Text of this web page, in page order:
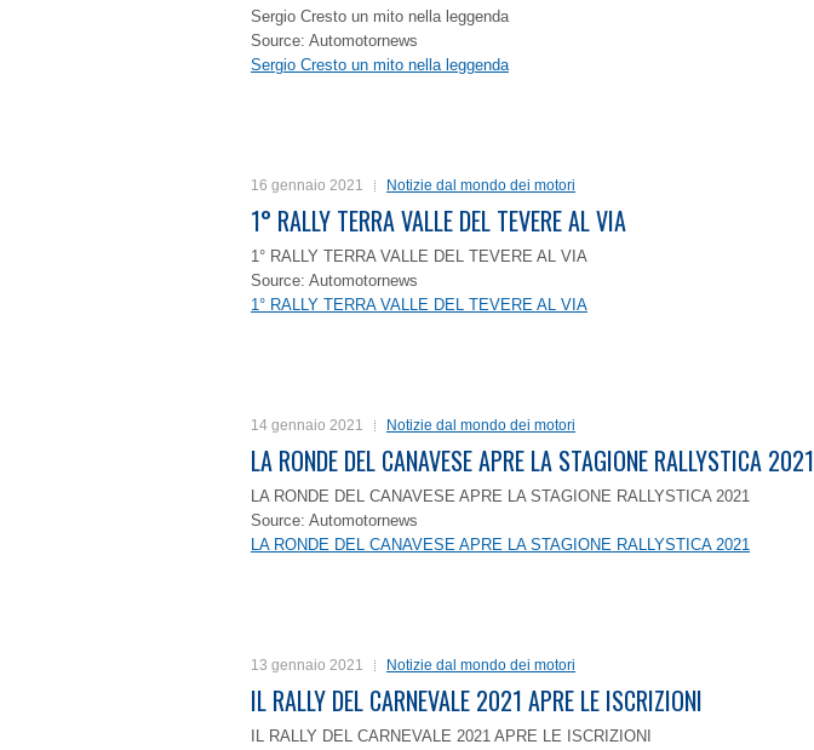
Sergio Cresto un mito nella leggenda
Source: Automotornews
Sergio Cresto un mito nella leggenda
16 gennaio 2021 Notizie dal mondo dei motori
1° RALLY TERRA VALLE DEL TEVERE AL VIA
1° RALLY TERRA VALLE DEL TEVERE AL VIA
Source: Automotornews
1° RALLY TERRA VALLE DEL TEVERE AL VIA
14 gennaio 2021 Notizie dal mondo dei motori
LA RONDE DEL CANAVESE APRE LA STAGIONE RALLYSTICA 2021
LA RONDE DEL CANAVESE APRE LA STAGIONE RALLYSTICA 2021
Source: Automotornews
LA RONDE DEL CANAVESE APRE LA STAGIONE RALLYSTICA 2021
13 gennaio 2021 Notizie dal mondo dei motori
IL RALLY DEL CARNEVALE 2021 APRE LE ISCRIZIONI
IL RALLY DEL CARNEVALE 2021 APRE LE ISCRIZIONI